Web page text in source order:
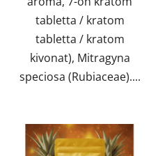
tabletta / kratom
tabletta / kratom
kivonat), Mitragyna
speciosa (Rubiaceae)....